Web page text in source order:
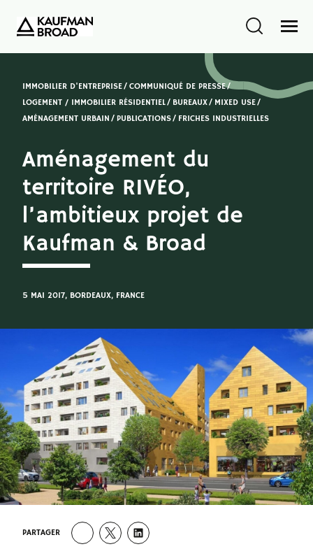
IMMOBILIER D'ENTREPRISE
COMMUNIQUÉ DE PRESSE
LOGEMENT / IMMOBILIER RÉSIDENTIEL
BUREAUX
MIXED USE
AMÉNAGEMENT URBAIN
PUBLICATIONS FRICHES INDUSTRIELLES
Aménagement du
territoire RIVÉO,
l’ambitieux projet de
Kaufman & Broad
5 MAI 2017, BORDEAUX, FRANCE
PARTAGER